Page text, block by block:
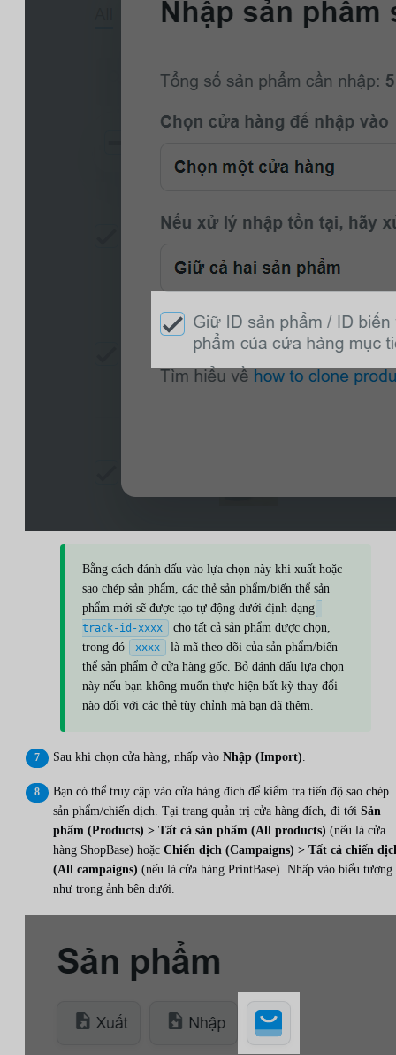
Bằng cách đánh dấu vào lựa chọn này khi xuất hoặc
sao chép sản phẩm, các thẻ sản phẩm/biến thể sản
phẩm mới sẽ được tạo tự động dưới định dạng
track-id-xxxx
cho tất cả sản phẩm được chọn,
trong đó
xxxx
là mã theo dõi của sản phẩm/biến
thể sản phẩm ở cửa hàng gốc. Bỏ đánh dấu lựa chọn
này nếu bạn không muốn thực hiện bất kỳ thay đổi
nào đối với các thẻ tùy chỉnh mà bạn đã thêm.
Sau khi chọn cửa hàng, nhấp vào Nhập (Import)
Bạn có thể truy cập vào cửa hàng đích để kiểm tra tiến độ sao chép
sản phẩm/chiến dịch. Tại trang quản trị cửa hàng đích, đi tới Sản
phẩm (Products) > Tất cả sản phẩm (All products) (nếu là cửa
hàng ShopBase) hoặc Chiến dịch (Campaigns) > Tất cả chiến
(All campaigns) (nếu là cửa hàng PrintBase). Nhấp vào biểu tượng
như trong ảnh bên dưới.